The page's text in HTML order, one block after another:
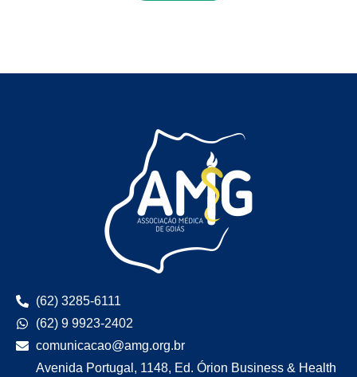
(62) 3285-6111
(62) 9 9923-2402
comunicacao@amg.org.br
Avenida Portugal, 1148, Ed. Órion Business & Health